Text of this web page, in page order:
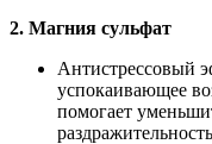
2. Магния сульфат
Антистрессовый
успокаивающее
помогает